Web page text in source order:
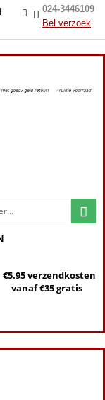
024-3446109
Bel verzoek
€5.95 verzendkosten
vanaf €35 gratis